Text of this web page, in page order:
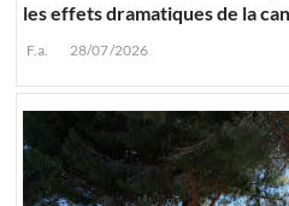
les effets dramatiques de la
F.a. 28/07/2026